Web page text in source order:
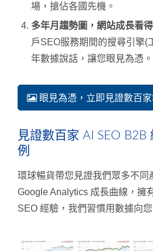
場，搶佔各國先機。
多年月趨勢圖，網站成長看
戶SEO服務期間的搜尋引擎(
年數據說話，讓您眼見為憑。
眼見為憑，立即見證數百家
見證數百家 AI SEO B2B
例
環球暢貨帶您見證我們眾多不同
Google Analytics 成長曲線，擁
SEO 經驗，我們習慣用數據向